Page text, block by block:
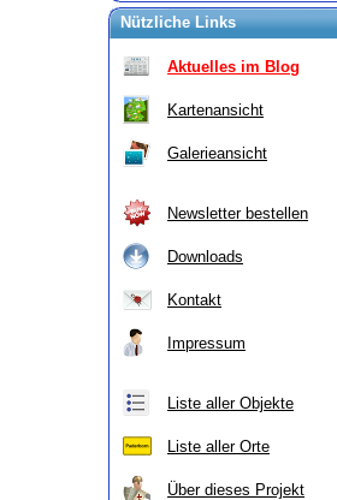
Nützliche Links
Aktuelles im Blog
Kartenansicht
Galerieansicht
Newsletter bestellen
Downloads
Kontakt
Impressum
Liste aller Objekte
Liste aller Orte
Über dieses Projekt